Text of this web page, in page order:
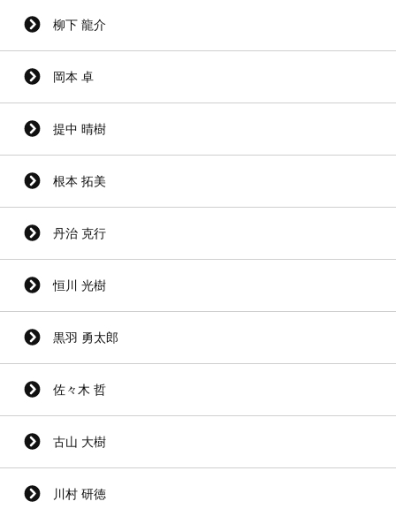
柳下 龍介
岡本 卓
提中 晴樹
根本 拓美
丹治 克行
恒川 光樹
黒羽 勇太郎
佐々木 哲
古山 大樹
川村 研徳